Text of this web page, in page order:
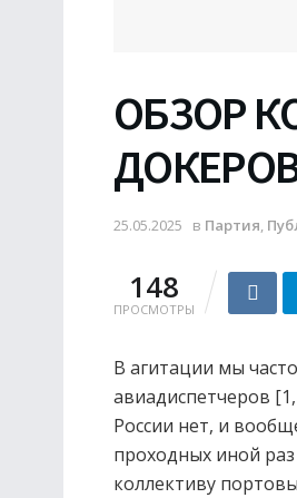
ОБЗОР
25.05.2025 в Партия,
148
ПРОСМОТРЫ
В агитации мы
авиадиспетчеров
России нет, и
проходных иной
коллективу